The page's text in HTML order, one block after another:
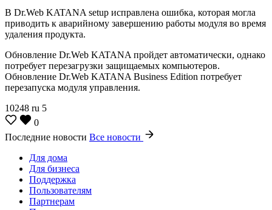
В Dr.Web KATANA setup исправлена ошибка, которая могла
приводить к аварийному завершению работы модуля во время
удаления продукта.
Обновление Dr.Web KATANA пройдет автоматически, однако
потребует перезагрузки защищаемых компьютеров.
Обновление Dr.Web KATANA Business Edition потребует
перезапуска модуля управления.
10248 ru 5
0
Последние новости Все новости
Для дома
Для бизнеса
Поддержка
Пользователям
Партнерам